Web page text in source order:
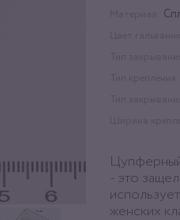
- это
женских